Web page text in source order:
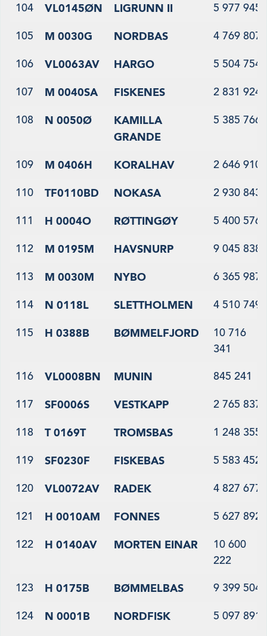
104 VL0145ØN LIGRUNN II 5 977 945
105 M 0030G NORDBAS 4 769 807
106 VL0063AV HARGO 5 504 754
107 M 0040SA FISKENES 2 831 924
108 N 0050Ø
KAMILLA
GRANDE
5 385 766
109 M 0406H KORALHAV 2 646 910
110 TF0110BD NOKASA 2 930 843
111 H 0004O RØTTINGØY 5 400 576
112 M 0195M HAVSNURP 9 045 838
113 M 0030M NYBO 6 365 987
114 N 0118L SLETTHOLMEN 4 510 749
115 H 0388B BØMMELFJORD
10 716
341
116 VL0008BN MUNIN 845 241
117 SF0006S VESTKAPP 2 765 837
118 T 0169T TROMSBAS 1 248 355
119 SF0230F FISKEBAS 5 583 452
120 VL0072AV RADEK 4 827 677
121 H 0010AM FONNES 5 627 892
122 H 0140AV MORTEN EINAR
10 600
222
123 H 0175B BØMMELBAS 9 399 504
124 N 0001B NORDFISK 5 097 891